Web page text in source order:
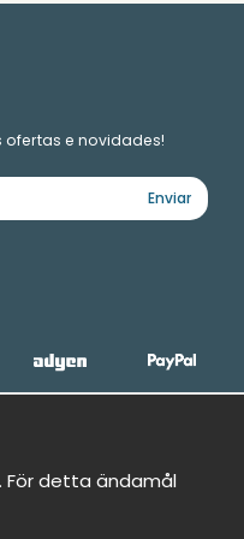
e novidades!
Enviar
För detta ändamål